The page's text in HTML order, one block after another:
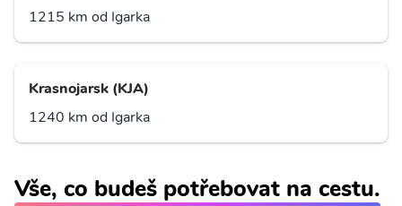
1215 km od Igarka
Krasnojarsk (KJA)
1240 km od Igarka
Vše, co budeš potřebovat na cestu.